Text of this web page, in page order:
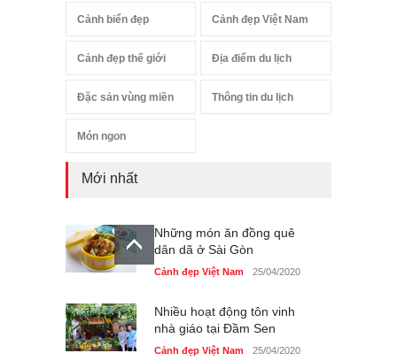
Cảnh biển đẹp Cảnh đẹp Việt Nam
Cảnh đẹp thế giới Địa điểm du lịch
Đặc sản vùng miền Thông tin du lịch
Món ngon
Mới nhất
Những món ăn đồng quê
dân dã ở Sài Gòn
Cảnh đẹp Việt Nam 25/04/2020
Nhiều hoạt động tôn vinh
nhà giáo tại Đầm Sen
Cảnh đẹp Việt Nam 25/04/2020